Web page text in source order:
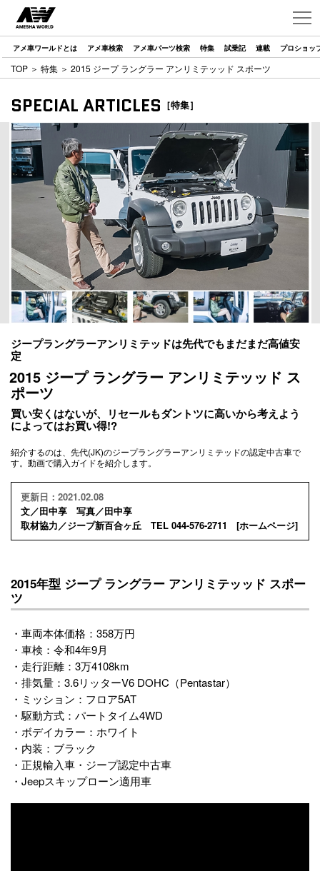
アメ車ワールドとは アメ車検索 アメ車パーツ検索 特集 試乗記 連載 プロショッ
TOP ＞ 特集 ＞ 2015 ジープ ラングラー アンリミテッッド スポーツ
SPECIAL ARTICLES ［特集］
ジープラングラーアンリミテッドは先代でもまだまだ高値安
定
2015 ジープ ラングラー アンリミテッッド ス
ポーツ
買い安くはないが、リセールもダントツに高いから考えよう
によってはお買い得!?
紹介するのは、先代(JK)のジープラングラーアンリミテッドの認定中古車で
す。動画で購入ガイドを紹介します。
更新日：2021.02.08
文／田中享 写真／田中享
取材協力／ジープ新百合ヶ丘 TEL 044-576-2711 [ホームページ]
2015年型 ジープ ラングラー アンリミテッッド スポー
ツ
・車両本体価格：358万円
・車検：令和4年9月
・走行距離：3万4108km
・排気量：3.6リッターV6 DOHC（Pentastar）
・ミッション：フロア5AT
・駆動方式：パートタイム4WD
・ボデイカラー：ホワイト
・内装：ブラック
・正規輸入車・ジープ認定中古車
・Jeepスキップローン適用車